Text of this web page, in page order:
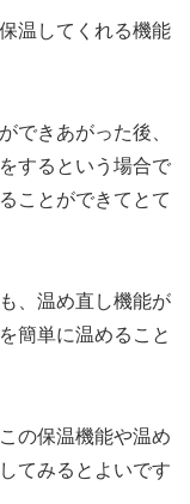
温してくれる機能
できあがった後、
するという場合で
ことができてとて
、温め直し機能が
簡単に温めること
の保温機能や温め
てみるとよいです